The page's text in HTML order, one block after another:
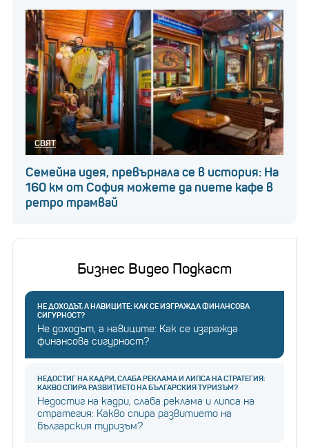
СВЯТ
Семейна идея, превърнала се в история: На
160 км от София можете да пиете кафе в
ретро трамвай
Бизнес Видео Подкаст
НЕ ДОХОДЪТ, А НАВИЦИТЕ: КАК СЕ ИЗГРАЖДА ФИНАНСОВА
СИГУРНОСТ?
Не доходът, а навиците: Как се изгражда
финансова сигурност?
НЕДОСТИГ НА КАДРИ, СЛАБА РЕКЛАМА И ЛИПСА НА СТРАТЕГИЯ:
КАКВО СПИРА РАЗВИТИЕТО НА БЪЛГАРСКИЯ ТУРИЗЪМ?
Недостиг на кадри, слаба реклама и липса на
стратегия: Какво спира развитието на
българския туризъм?